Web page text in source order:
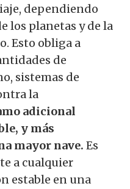
dependiendo
los planetas y de la
Esto obliga a
de
sistemas de
la
adicional
y más
mayor nave. Es
a cualquier
estable en una